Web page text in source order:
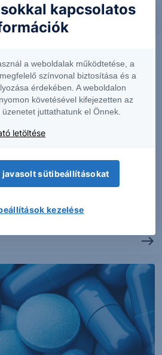
kapcsolatos
a weboldalak működtetése, a
színvonal biztosítása és a
érdekében. A weboldalon
követésével kifejezetten az
juttathatunk el Önnek.
letöltése
javasolt sütibeállításokat
kezelése